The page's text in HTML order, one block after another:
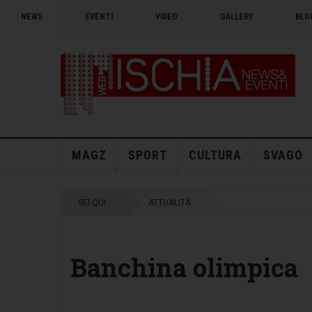
NEWS EVENTI VIDEO GALLERY
MAGZ SPORT CULTURA SVAGO
SEI QUI: ATTUALITÀ
Banchina olimpica